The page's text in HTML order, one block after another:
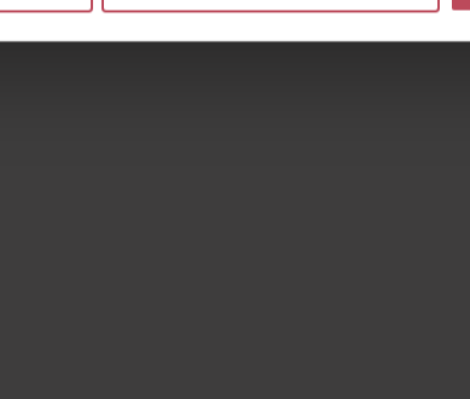
Wert ein oder benutze die